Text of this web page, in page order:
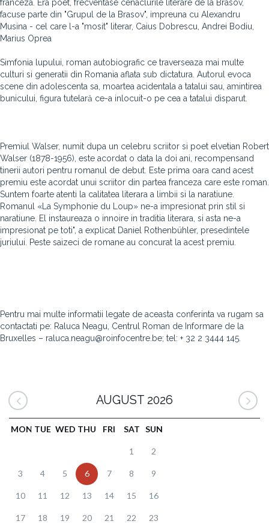
franceza. Era poet, frecventase cenaclurile literare de la Brasov,
facuse parte din "Grupul de la Brasov", impreuna cu Alexandru
Musina - cel care l-a "mosit" literar, Caius Dobrescu, Andrei Bodiu,
Marius Oprea
Simfonia lupului, roman autobiografic ce traverseaza mai multe
culturi si generatii din Romania aflata sub dictatura. Autorul evoca
scene din adolescenta sa, moartea acidentala a tatalui sau, amintirea
bunicului, figura tutelară ce-a inlocuit-o pe cea a tatalui disparut.
Premiul Walser, numit dupa un celebru scriitor si poet elvetian Robert
Walser (1878-1956), este acordat o data la doi ani, recompensand
tinerii autori pentru romanul de debut. Este prima oara cand acest
premiu este acordat unui scriitor din partea franceza care este roman.
Suntem foarte atenti la calitatea literara a limbii si la naratiune.
Romanul «La Symphonie du Loup» ne-a impresionat prin stil si
naratiune. El instaureaza o innoire in traditia literara, si asta ne-a
impresionat pe toti", a explicat Daniel Rothenbühler, presedintele
juriului. Peste saizeci de romane au concurat la acest premiu.
Pentru mai multe informatii legate de aceasta conferinta va rugam sa
contactati pe: Raluca Neagu, Centrul Roman de Informare de la
Bruxelles – raluca.neagu@roinfocentre.be; tel: + 32 2 3444 145.
AUGUST 2026
MON TUE WED THU FRI SAT SUN
1 2
3 4 5 6 7 8 9
10 11 12 13 14 15 16
17 18 19 20 21 22 23